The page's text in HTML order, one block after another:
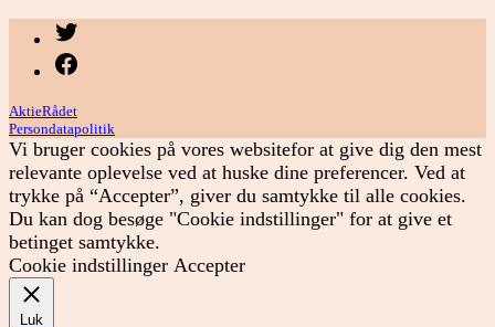
AktieRådet
Persondatapolitik
Vi bruger cookies på vores websitefor at give dig den mest
relevante oplevelse ved at huske dine preferencer. Ved at
trykke på “Accepter”, giver du samtykke til alle cookies.
Du kan dog besøge "Cookie indstillinger" for at give et
betinget samtykke.
Cookie indstillinger Accepter
Luk